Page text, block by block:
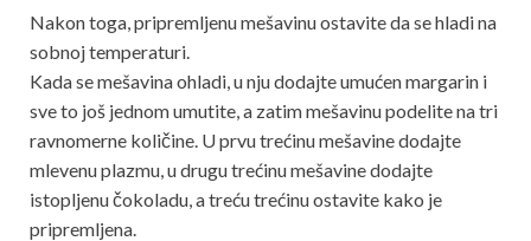
Nakon toga, pripremljenu mešavinu ostavite da se hladi na
sobnoj temperaturi.
Kada se mešavina ohladi, u nju dodajte umućen margarin i
sve to još jednom umutite, a zatim mešavinu podelite na tri
ravnomerne količine. U prvu trećinu mešavine dodajte
mlevenu plazmu, u drugu trećinu mešavine dodajte
istopljenu čokoladu, a treću trećinu ostavite kako je
pripremljena.